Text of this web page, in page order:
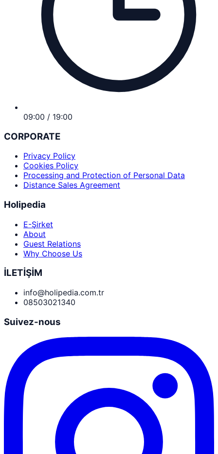
09:00 / 19:00
CORPORATE
Privacy Policy
Cookies Policy
Processing and Protection of Personal Data
Distance Sales Agreement
Holipedia
E-Şirket
About
Guest Relations
Why Choose Us
İLETİŞİM
info@holipedia.com.tr
08503021340
Suivez-nous